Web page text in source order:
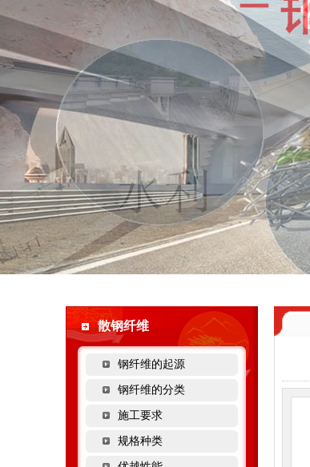
散钢纤维
钢纤维的起源
钢纤维的分类
施工要求
规格种类